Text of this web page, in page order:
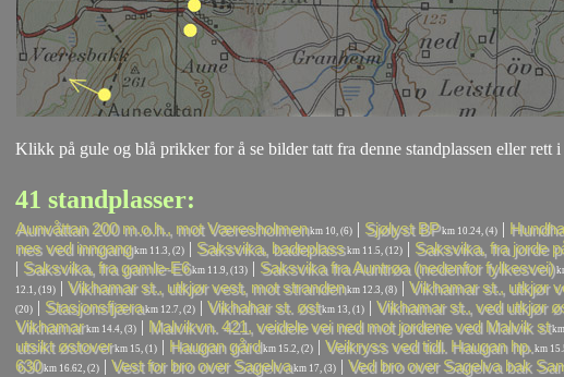
Klikk på gule og blå prikker for å se bilder tatt fra denne standplassen eller rett
41 standplasser:
Aunvåttan 200 m.o.h., mot Væresholmenkm 10, (6) | Sjølyst BPkm 10.24, (4) |
nes ved inngangkm 11.3, (2) | Saksvika, badeplasskm 11.5, (12) | Saksvika, fra jorde
| Saksvika, fra gamle-E6km 11.9, (13) | Saksvika fra Auntrøa (nedenfor fylkesvei)
12.1, (19) | Vikhamar st., utkjør vest, mot strandenkm 12.3, (8) | Vikhamar st., utkjør
(20) | Stasjonsfjærakm 12.7, (2) | Vikhahar st. østkm 13, (1) | Vikhamar st., ved utkjør
Vikhamarkm 14.4, (3) | Malvikvn. 421, veidele vei ned mot jordene ved Malvik st
utsikt østoverkm 15, (1) | Haugan gård km 15.2, (2) | Veikryss ved tidl. Haugan hp. km
630 km 16.62, (2) | Vest for bro over Sagelvakm 17, (3) | Ved bro over Sagelva bak